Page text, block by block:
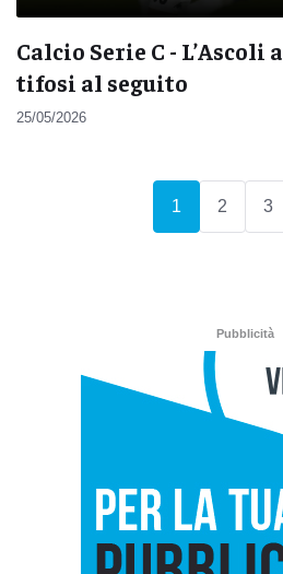
Calcio Serie C - L’Ascoli
tifosi al seguito
25/05/2026
1 (current)
2 3
Pubblicità